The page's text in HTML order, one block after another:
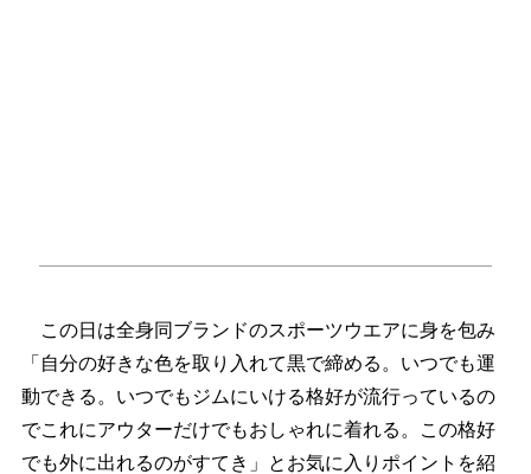
この日は全身同ブランドのスポーツウエアに身を包み
「自分の好きな色を取り入れて黒で締める。いつでも運
動できる。いつでもジムにいける格好が流行っているの
でこれにアウターだけでもおしゃれに着れる。この格好
でも外に出れるのがすてき」とお気に入りポイントを紹